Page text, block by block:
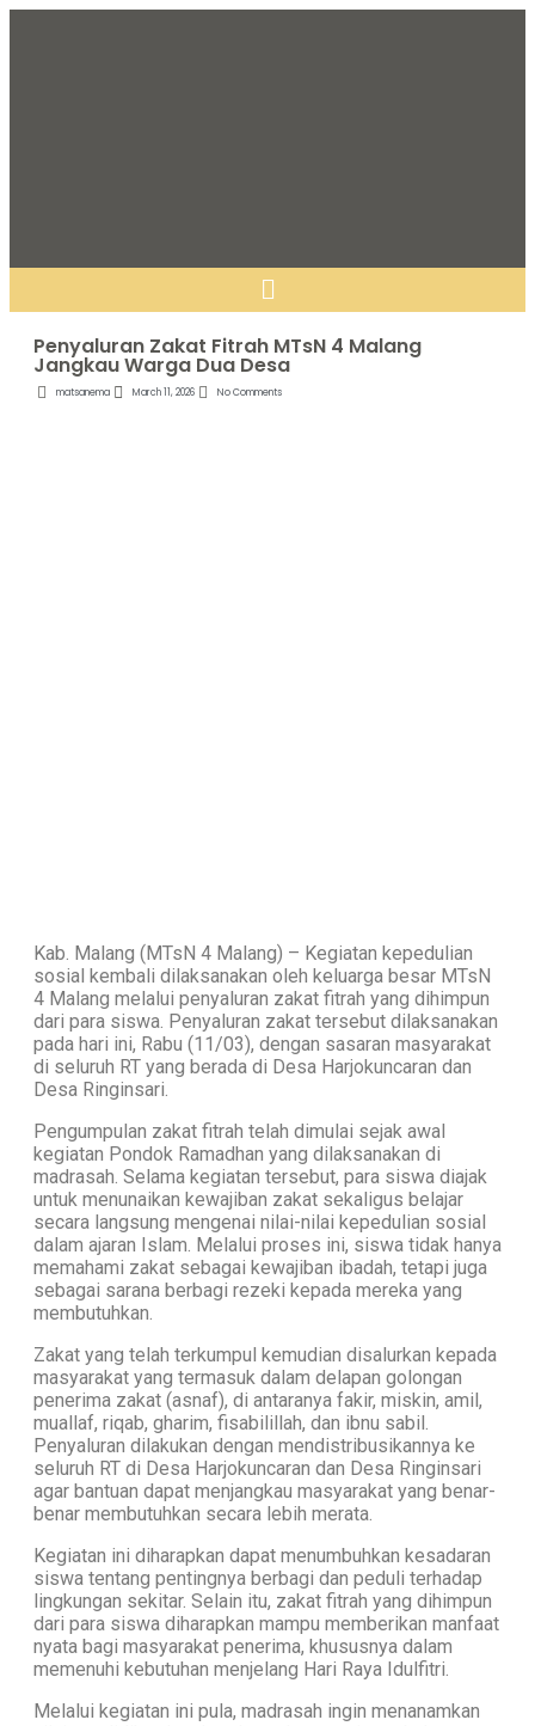
Penyaluran Zakat Fitrah MTsN 4 Malang
Jangkau Warga Dua Desa
matsanema March 11, 2026 No Comments
Kab. Malang (MTsN 4 Malang) – Kegiatan kepedulian
sosial kembali dilaksanakan oleh keluarga besar MTsN
4 Malang melalui penyaluran zakat fitrah yang dihimpun
dari para siswa. Penyaluran zakat tersebut dilaksanakan
pada hari ini, Rabu (11/03), dengan sasaran masyarakat
di seluruh RT yang berada di Desa Harjokuncaran dan
Desa Ringinsari.
Pengumpulan zakat fitrah telah dimulai sejak awal
kegiatan Pondok Ramadhan yang dilaksanakan di
madrasah. Selama kegiatan tersebut, para siswa diajak
untuk menunaikan kewajiban zakat sekaligus belajar
secara langsung mengenai nilai-nilai kepedulian sosial
dalam ajaran Islam. Melalui proses ini, siswa tidak hanya
memahami zakat sebagai kewajiban ibadah, tetapi juga
sebagai sarana berbagi rezeki kepada mereka yang
membutuhkan.
Zakat yang telah terkumpul kemudian disalurkan kepada
masyarakat yang termasuk dalam delapan golongan
penerima zakat (asnaf), di antaranya fakir, miskin, amil,
muallaf, riqab, gharim, fisabilillah, dan ibnu sabil.
Penyaluran dilakukan dengan mendistribusikannya ke
seluruh RT di Desa Harjokuncaran dan Desa Ringinsari
agar bantuan dapat menjangkau masyarakat yang benar-
benar membutuhkan secara lebih merata.
Kegiatan ini diharapkan dapat menumbuhkan kesadaran
siswa tentang pentingnya berbagi dan peduli terhadap
lingkungan sekitar. Selain itu, zakat fitrah yang dihimpun
dari para siswa diharapkan mampu memberikan manfaat
nyata bagi masyarakat penerima, khususnya dalam
memenuhi kebutuhan menjelang Hari Raya Idulfitri.
Melalui kegiatan ini pula, madrasah ingin menanamkan